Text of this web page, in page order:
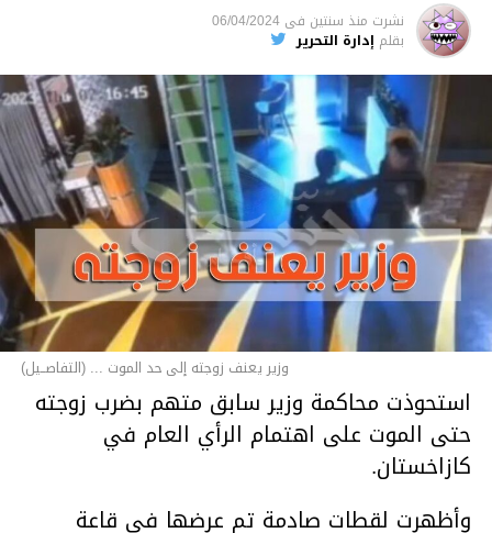
نشرت منذ سنتين فى 06/04/2024
بقلم إدارة التحرير
وزير يعنف زوجته إلى حد الموت ... (التفاصــيل)
استحوذت محاكمة وزير سابق متهم بضرب زوجته
حتى الموت على اهتمام الرأي العام في
كازاخستان.
وأظهرت لقطات صادمة تم عرضها في قاعة